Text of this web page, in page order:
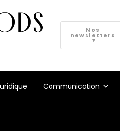
Nos
newsletters
▼
Communication